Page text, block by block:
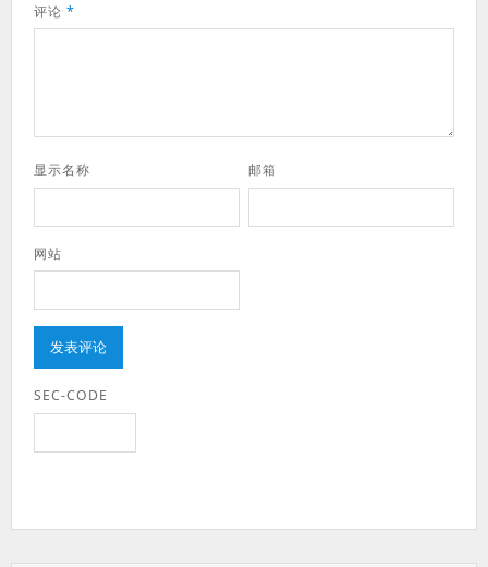
评论 *
显示名称 邮箱
网站
SEC-CODE